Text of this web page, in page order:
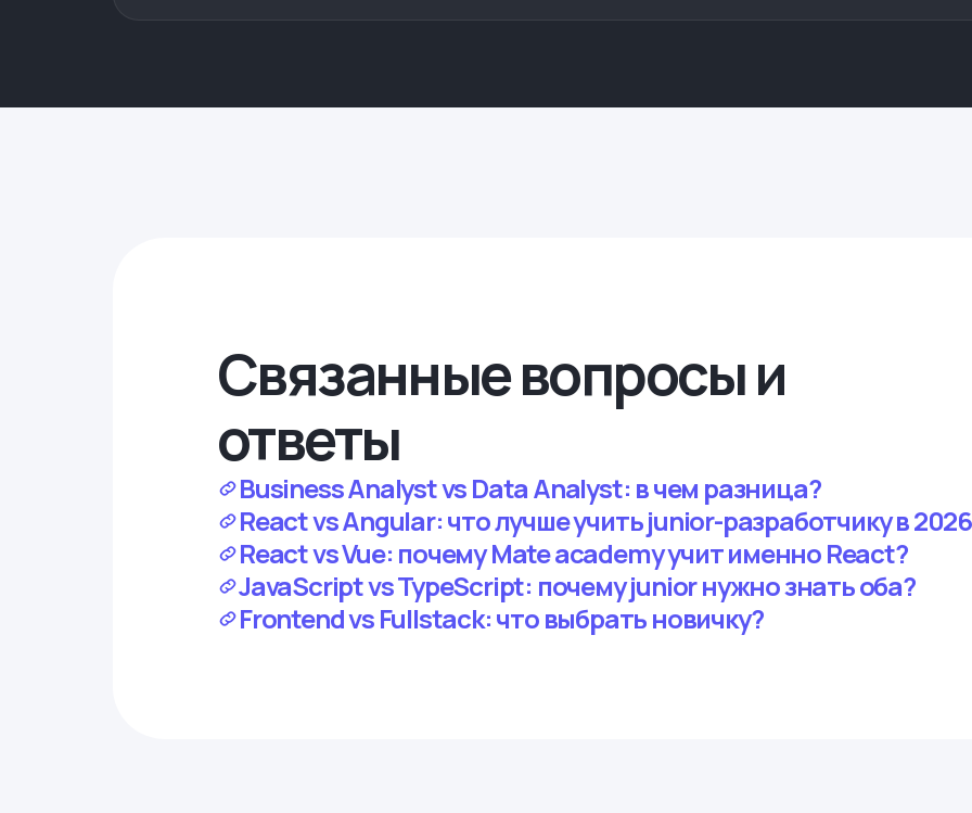
Связанные вопросы и
ответы
Business Analyst vs Data Analyst: в чем разница?
React vs Angular: что лучше учить junior-разработчику в
React vs Vue: почему Mate academy учит именно React?
JavaScript vs TypeScript: почему junior нужно знать оба?
Frontend vs Fullstack: что выбрать новичку?